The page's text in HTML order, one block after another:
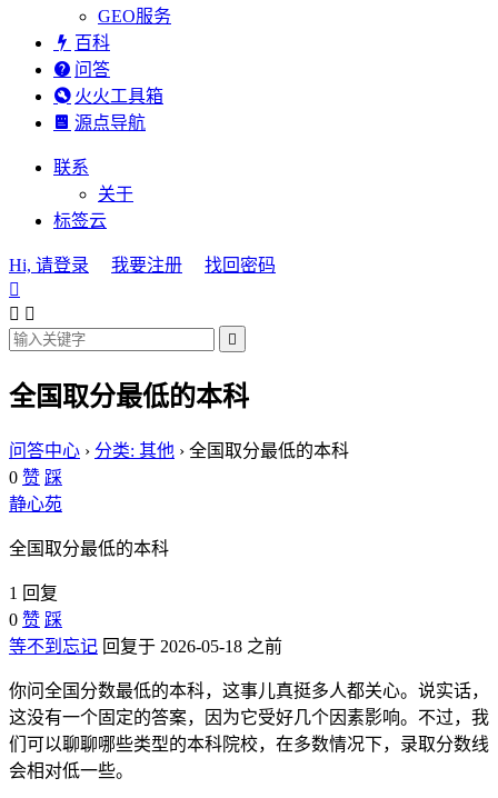
GEO服务
百科
问答
火火工具箱
源点导航
联系
关于
标签云
Hi, 请登录 我要注册
找回密码

 

全国取分最低的本科
问答中心 › 分类: 其他 › 全国取分最低的本科
0 赞 踩
静心苑
全国取分最低的本科
1 回复
0 赞 踩
等不到忘记 回复于 2026-05-18 之前
你问全国分数最低的本科，这事儿真挺多人都关心。说实话，
这没有一个固定的答案，因为它受好几个因素影响。不过，我
们可以聊聊哪些类型的本科院校，在多数情况下，录取分数线
会相对低一些。